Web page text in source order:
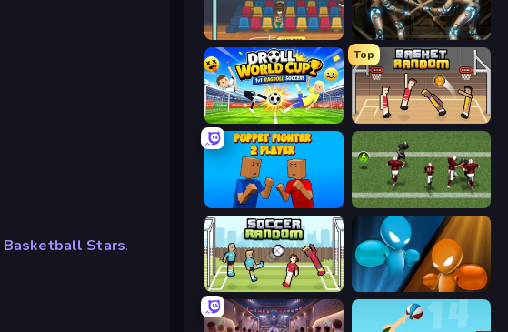
Basketball Stars.
Basket Champs Striker Dummies
Droll World Cup
Top
Basket Random
Puppet Fighter 2 Player Return Man 2
Soccer Random Drunken Boxing